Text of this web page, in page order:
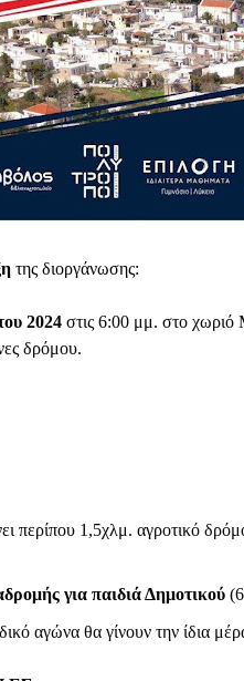
της διοργάνωσης:
2024 στις 6:00 μμ. στο χωριό
δρόμου.
περίπου 1,5χλμ. αγροτικό
για παιδιά Δημοτικού
αγώνα θα γίνουν την ίδια